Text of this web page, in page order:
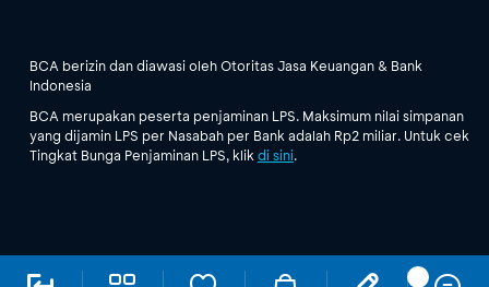
BCA berizin dan diawasi oleh Otoritas Jasa Keuangan & Bank
Indonesia
BCA merupakan peserta penjaminan LPS. Maksimum nilai simpanan
yang dijamin LPS per Nasabah per Bank adalah Rp2 miliar. Untuk cek
Tingkat Bunga Penjaminan LPS, klik di sini.